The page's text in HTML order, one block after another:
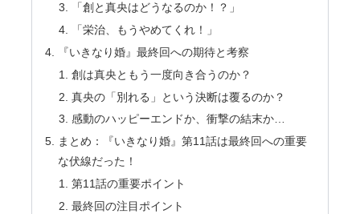
「創と真央はどうなるのか！？」
「栄治、もうやめてくれ！」
『いきなり婚』最終回への期待と考察
創は真央ともう一度向き合うのか？
真央の「別れる」という決断は覆るのか？
感動のハッピーエンドか、衝撃の結末か…
まとめ：『いきなり婚』第11話は最終回への重要
な伏線だった！
第11話の重要ポイント
最終回の注目ポイント